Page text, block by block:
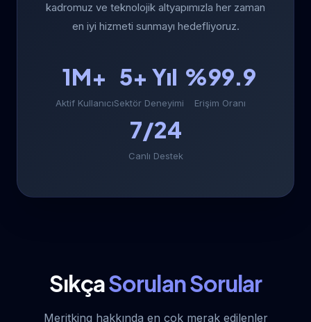
kadromuz ve teknolojik altyapımızla her zaman
en iyi hizmeti sunmayı hedefliyoruz.
1M+
Aktif Kullanıcı
5+ Yıl
Sektör Deneyimi
%99.9
Erişim Oranı
7/24
Canlı Destek
SıkçaSorulan Sorular
Meritking hakkında en çok merak edilenler